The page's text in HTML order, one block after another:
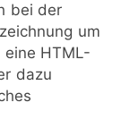
bei der
um
HTML-
dazu